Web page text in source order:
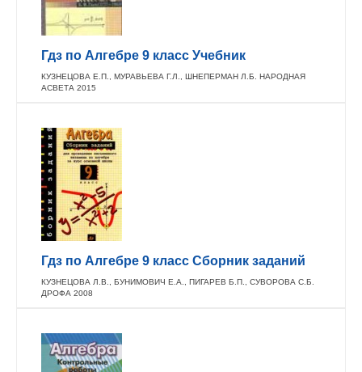
Гдз по Алгебре 9 класс Учебник
КУЗНЕЦОВА Е.П., МУРАВЬЕВА Г.Л., ШНЕПЕРМАН Л.Б. НАРОДНАЯ
АСВЕТА 2015
Гдз по Алгебре 9 класс Сборник заданий
КУЗНЕЦОВА Л.В., БУНИМОВИЧ Е.А., ПИГАРЕВ Б.П., СУВОРОВА С.Б.
ДРОФА 2008